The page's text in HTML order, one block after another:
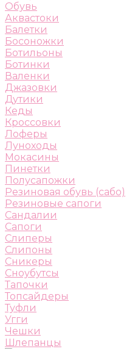
Обувь
Аквастоки
Балетки
Босоножки
Ботильоны
Ботинки
Валенки
Джазовки
Дутики
Кеды
Кроссовки
Лоферы
Луноходы
Мокасины
Пинетки
Полусапожки
Резиновая обувь (сабо)
Резиновые сапоги
Сандалии
Сапоги
Слиперы
Слипоны
Сникеры
Сноубутсы
Тапочки
Топсайдеры
Туфли
Угги
Чешки
Шлепанцы